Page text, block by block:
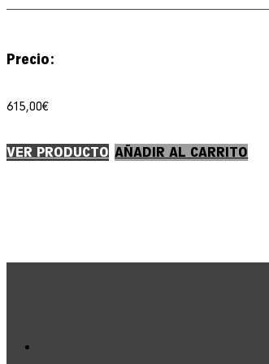
Precio:
615,00€
VER PRODUCTO AÑADIR AL CARRITO